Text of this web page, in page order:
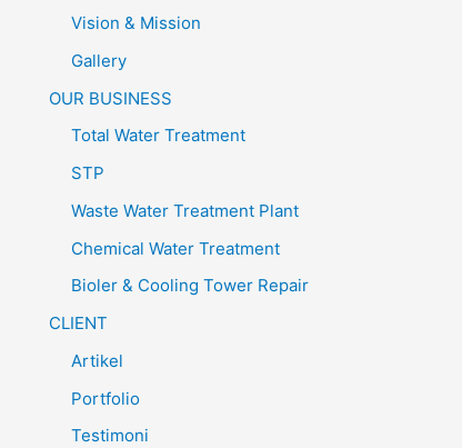
Vision & Mission
Gallery
OUR BUSINESS
Total Water Treatment
STP
Waste Water Treatment Plant
Chemical Water Treatment
Bioler & Cooling Tower Repair
CLIENT
Artikel
Portfolio
Testimoni